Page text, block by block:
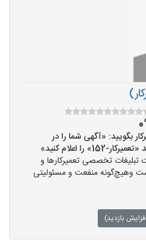
بگویید: «آگهی شما را در
را اعلام کنید»
تخصصی تعمیرکارها و
وهیچ‌گونه منفعت و مسئولیتی
بازدید)